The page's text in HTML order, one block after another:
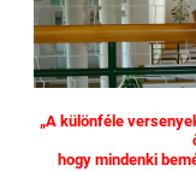
„A különféle
hogy mindenki